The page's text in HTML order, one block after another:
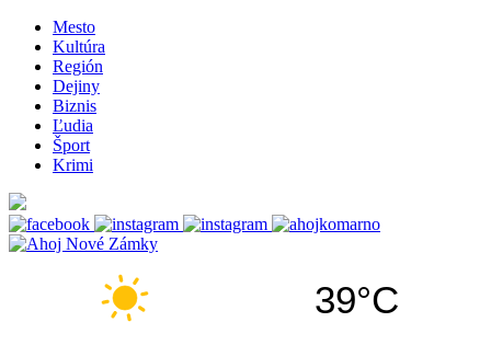
Mesto
Kultúra
Región
Dejiny
Biznis
Ľudia
Šport
Krimi
39°C